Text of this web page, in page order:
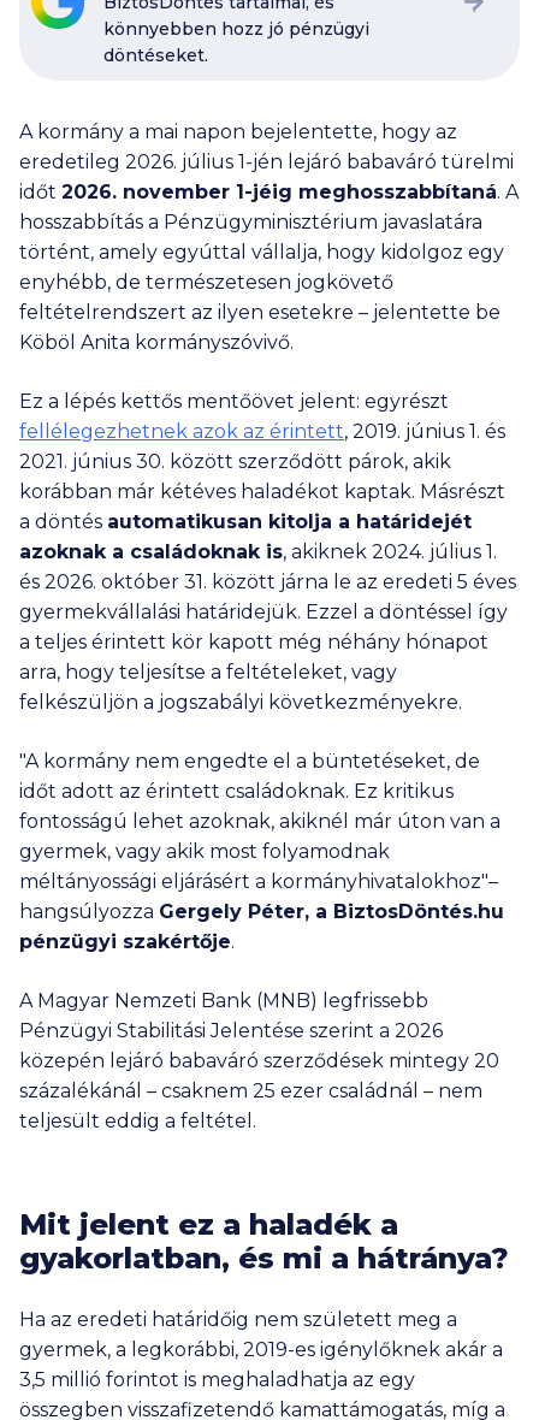
könnyebben hozz jó pénzügyi
döntéseket.
A kormány a mai napon bejelentette, hogy az
eredetileg 2026. július 1-jén lejáró babaváró türelmi
időt 2026. november 1-jéig meghosszabbítaná. A
hosszabbítás a Pénzügyminisztérium javaslatára
történt, amely egyúttal vállalja, hogy kidolgoz egy
enyhébb, de természetesen jogkövető
feltételrendszert az ilyen esetekre – jelentette be
Köböl Anita kormányszóvivő.
Ez a lépés kettős mentőövet jelent: egyrészt
fellélegezhetnek azok az érintett, 2019. június 1. és
2021. június 30. között szerződött párok, akik
korábban már kétéves haladékot kaptak. Másrészt
a döntés automatikusan kitolja a határidejét
azoknak a családoknak is, akiknek 2024. július 1.
és 2026. október 31. között járna le az eredeti 5 éves
gyermekvállalási határidejük. Ezzel a döntéssel így
a teljes érintett kör kapott még néhány hónapot
arra, hogy teljesítse a feltételeket, vagy
felkészüljön a jogszabályi következményekre.
"A kormány nem engedte el a büntetéseket, de
időt adott az érintett családoknak. Ez kritikus
fontosságú lehet azoknak, akiknél már úton van a
gyermek, vagy akik most folyamodnak
méltányossági eljárásért a kormányhivatalokhoz"–
hangsúlyozza Gergely Péter, a BiztosDöntés.hu
pénzügyi szakértője.
A Magyar Nemzeti Bank (MNB) legfrissebb
Pénzügyi Stabilitási Jelentése szerint a 2026
közepén lejáró babaváró szerződések mintegy 20
százalékánál – csaknem 25 ezer családnál – nem
teljesült eddig a feltétel.
Mit jelent ez a haladék a
gyakorlatban, és mi a hátránya?
Ha az eredeti határidőig nem született meg a
gyermek, a legkorábbi, 2019-es igénylőknek akár a
3,5 millió forintot is meghaladhatja az egy
összegben visszafizetendő kamattámogatás, míg a